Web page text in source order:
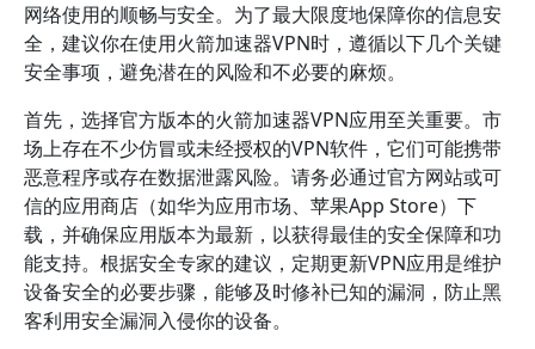
网络使用的顺畅与安全。为了最大限度地保障你的信息安
全，建议你在使用火箭加速器VPN时，遵循以下几个关键
安全事项，避免潜在的风险和不必要的麻烦。
首先，选择官方版本的火箭加速器VPN应用至关重要。市
场上存在不少仿冒或未经授权的VPN软件，它们可能携带
恶意程序或存在数据泄露风险。请务必通过官方网站或可
信的应用商店（如华为应用市场、苹果App Store）下
载，并确保应用版本为最新，以获得最佳的安全保障和功
能支持。根据安全专家的建议，定期更新VPN应用是维护
设备安全的必要步骤，能够及时修补已知的漏洞，防止黑
客利用安全漏洞入侵你的设备。